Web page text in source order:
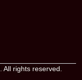
. All rights reserved.